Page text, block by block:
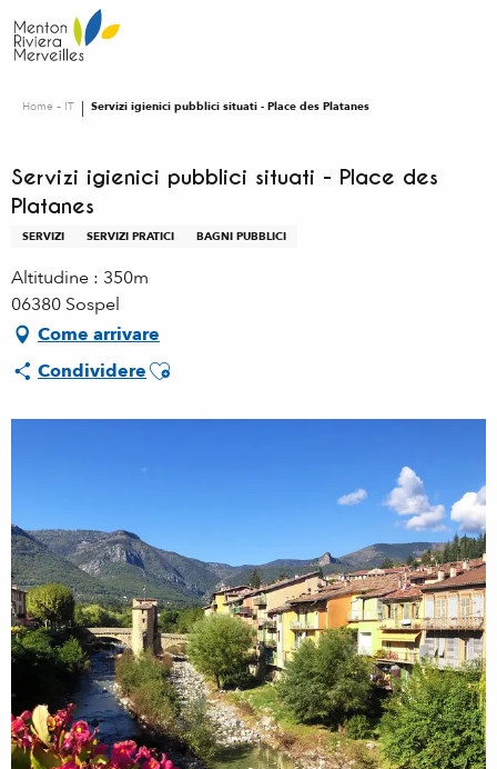
au
contenu
Home – IT Servizi igienici pubblici situati - Place des Platanes
Servizi igienici pubblici situati - Place des
Platanes
SERVIZI SERVIZI PRATICI BAGNI PUBBLICI
Altitudine : 350m
06380 Sospel
Come arrivare
CondividereAjouter aux favoris